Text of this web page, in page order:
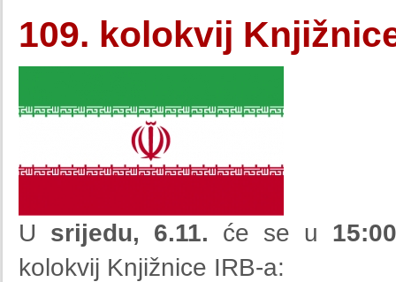
109. kolokvij
U srijedu, 6.11. će se u 15:00
kolokvij Knjižnice IRB-a: